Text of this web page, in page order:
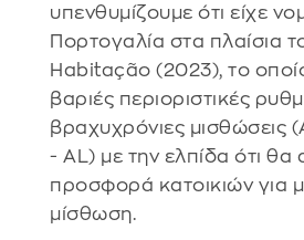
υπενθυμίζουμε ότι είχε
Πορτογαλία στα πλαίσια
Habitação (2023), το οποίο
βαριές περιοριστικές
βραχυχρόνιες μισθώσεις
- AL) με την ελπίδα ότι θα
προσφορά κατοικιών για
μίσθωση.